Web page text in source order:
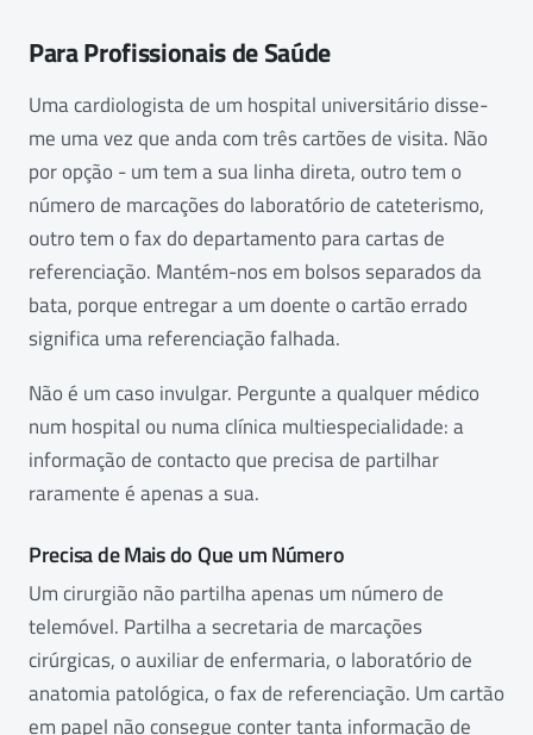
Para Profissionais de Saúde
Uma cardiologista de um hospital universitário disse-
me uma vez que anda com três cartões de visita. Não
por opção - um tem a sua linha direta, outro tem o
número de marcações do laboratório de cateterismo,
outro tem o fax do departamento para cartas de
referenciação. Mantém-nos em bolsos separados da
bata, porque entregar a um doente o cartão errado
significa uma referenciação falhada.
Não é um caso invulgar. Pergunte a qualquer médico
num hospital ou numa clínica multiespecialidade: a
informação de contacto que precisa de partilhar
raramente é apenas a sua.
Precisa de Mais do Que um Número
Um cirurgião não partilha apenas um número de
telemóvel. Partilha a secretaria de marcações
cirúrgicas, o auxiliar de enfermaria, o laboratório de
anatomia patológica, o fax de referenciação. Um cartão
em papel não consegue conter tanta informação de